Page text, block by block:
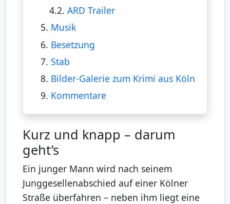
4.2.ARD Trailer
5. Musik
6. Besetzung
7. Stab
8. Bilder-Galerie zum Krimi aus Köln
9. Kommentare
Kurz und knapp – darum
geht’s
Ein junger Mann wird nach seinem
Junggesellenabschied auf einer Kölner
Straße überfahren – neben ihm liegt eine